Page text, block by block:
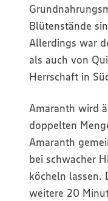
Blütenstände
Allerdings war
als auch von
Herrschaft in
Amaranth wird
doppelten
Amaranth
bei schwacher
köcheln lassen.
weitere 20